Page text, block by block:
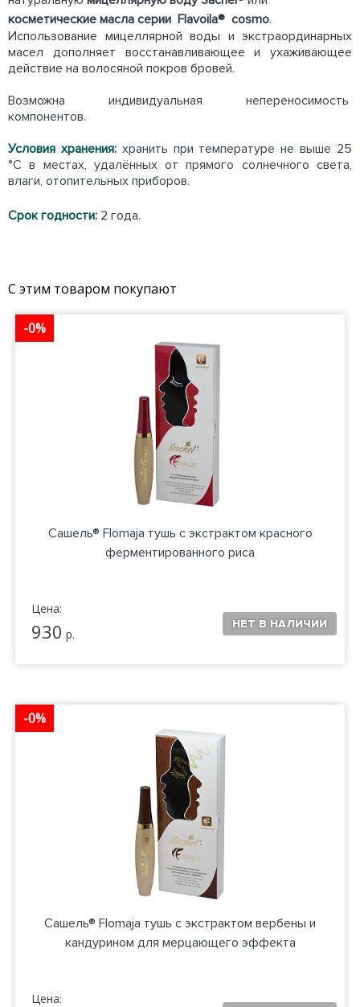
косметические масла серии Flavoila® cosmo.
Использование мицеллярной воды и экстраординарных
масел дополняет восстанавливающее и ухаживающее
действие на волосяной покров бровей.
Возможна индивидуальная непереносимость
компонентов.
Условия хранения: хранить при температуре не выше 25
°С в местах, удалённых от прямого солнечного света,
влаги, отопительных приборов.
Срок годности: 2 года.
С этим товаром покупают
-0%
Сашель® Flomaja тушь с экстрактом красного
ферментированного риса
Цена:
930 р.
-0%
Сашель® Flomaja тушь с экстрактом вербены и
кандурином для мерцающего эффекта
Цена: